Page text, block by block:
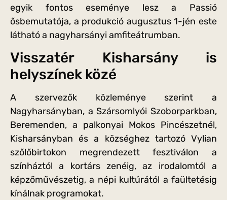
egyik fontos eseménye lesz a Passió
ősbemutatója, a produkció augusztus 1-jén este
látható a nagyharsányi amfiteátrumban.
Visszatér Kisharsány is
helyszínek közé
A szervezők közleménye szerint a
Nagyharsányban, a Szársomlyói Szoborparkban,
Beremenden, a palkonyai Mokos Pincészetnél,
Kisharsányban és a községhez tartozó Vylian
szőlőbirtokon megrendezett fesztiválon a
színháztól a kortárs zenéig, az irodalomtól a
képzőművészetig, a népi kultúrától a faültetésig
kínálnak programokat.